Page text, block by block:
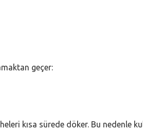
geçer:
kısa sürede döker. Bu nedenle